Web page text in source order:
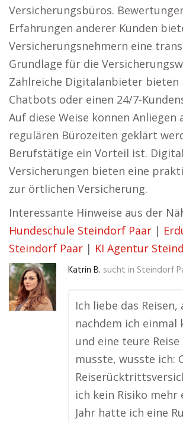
Versicherungsbüros.
Erfahrungen anderer Kunden
Versicherungsnehmern eine
Grundlage für die
Zahlreiche Digitalanbieter bieten
Chatbots oder einen 24/7-
Auf diese Weise können Anliegen
regulären Bürozeiten geklärt
Berufstätige ein Vorteil ist.
Versicherungen bieten eine
zur örtlichen Versicherung.
Interessante Hinweise aus der
Hundeschule Steindorf Paar |
Steindorf Paar | KI Agentur
Katrin B. sucht in Steindorf
Ich liebe das Reisen,
nachdem ich einmal
und eine teure
musste, wusste ich:
ich kein Risiko mehr
Jahr hatte ich eine